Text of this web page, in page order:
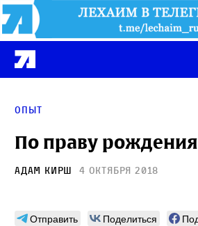
Опыт
По праву рождения
Адам Кирш 4 октября 2018
Отправить Поделиться